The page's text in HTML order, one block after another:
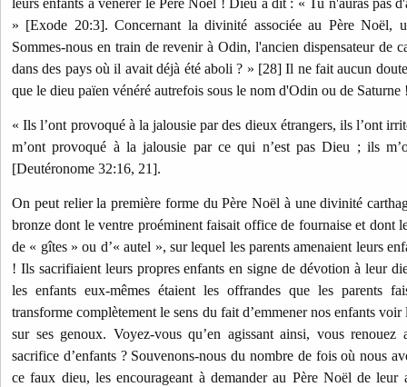
leurs enfants à vénérer le Père Noël ! Dieu a dit : « Tu n'auras pas
» [Exode 20:3]. Concernant la divinité associée au Père Noël,
Sommes-nous en train de revenir à Odin, l'ancien dispensateur de
dans des pays où il avait déjà été aboli ? » [28] Il ne fait aucun
que le dieu païen vénéré autrefois sous le nom d'Odin ou de Saturne
« Ils l’ont provoqué à la jalousie par des dieux étrangers, ils l’ont
m’ont provoqué à la jalousie par ce qui n’est pas Dieu ; ils
[Deutéronome 32:16, 21].
On peut relier la première forme du Père Noël à une divinité
bronze dont le ventre proéminent faisait office de fournaise et dont
de « gîtes » ou d’« autel », sur lequel les parents amenaient leurs
! Ils sacrifiaient leurs propres enfants en signe de dévotion à leur
les enfants eux-mêmes étaient les offrandes que les parents
transforme complètement le sens du fait d’emmener nos enfants
sur ses genoux. Voyez-vous qu’en agissant ainsi, vous renouez
sacrifice d’enfants ? Souvenons-nous du nombre de fois où nous
ce faux dieu, les encourageant à demander au Père Noël de leur